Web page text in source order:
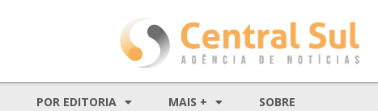
POR EDITORIA MAIS + SOBRE